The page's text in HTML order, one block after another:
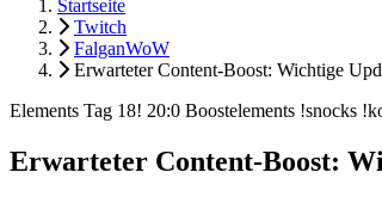
Startseite
Twitch
FalganWoW
Erwarteter Content-Boost: Wichtige
Elements Tag 18! 20:0 Boostelements !snocks
Erwarteter Content-Boost: